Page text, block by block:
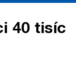
40 tisíc